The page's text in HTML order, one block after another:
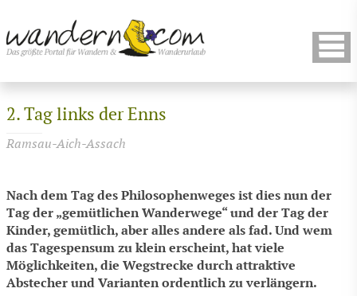
2. Tag links der Enns
Ramsau-Aich-Assach
Nach dem Tag des Philosophenweges ist dies nun der
Tag der „gemütlichen Wanderwege“ und der Tag der
Kinder, gemütlich, aber alles andere als fad. Und wem
das Tagespensum zu klein erscheint, hat viele
Möglichkeiten, die Wegstrecke durch attraktive
Abstecher und Varianten ordentlich zu verlängern.